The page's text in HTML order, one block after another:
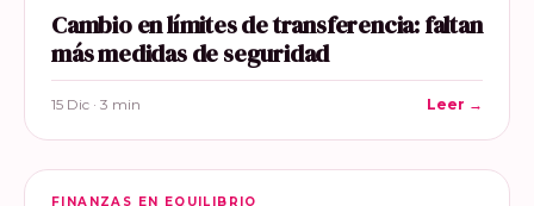
Cambio en límites de transferencia: faltan
más medidas de seguridad
15 Dic · 3 min Leer →
FINANZAS EN EQUILIBRIO